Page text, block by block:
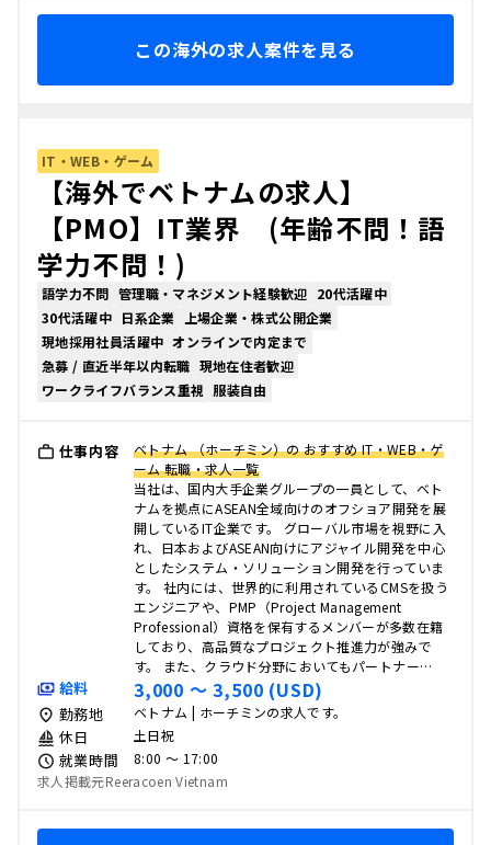
この海外の求人案件を見る
IT・WEB・ゲーム
【海外でベトナムの求人】
【PMO】IT業界 (年齢不問！語
学力不問！)
語学力不問 管理職・マネジメント経験歓迎 20代活躍中
30代活躍中 日系企業
上場企業・株式公開企業
現地採用社員活躍中 オンラインで内定まで
急募 / 直近半年以内転職 現地在住者歓迎
ワークライフバランス重視 服装自由
仕事内容
ベトナム （ホーチミン）の おすすめ IT・WEB・ゲ
ーム 転職・求人一覧
当社は、国内大手企業グループの一員として、ベト
ナムを拠点にASEAN全域向けのオフショア開発を展
開しているIT企業です。 グローバル市場を視野に入
れ、日本およびASEAN向けにアジャイル開発を中心
としたシステム・ソリューション開発を行っていま
す。 社内には、世界的に利用されているCMSを扱う
エンジニアや、PMP（Project Management
Professional）資格を保有するメンバーが多数在籍
しており、高品質なプロジェクト推進力が強みで
す。 また、クラウド分野においてもパートナー…
給料 3,000 〜 3,500 (USD)
勤務地 ベトナム | ホーチミンの求人です。
休日 土日祝
就業時間
8:00 〜 17:00
求人掲載元Reeracoen Vietnam